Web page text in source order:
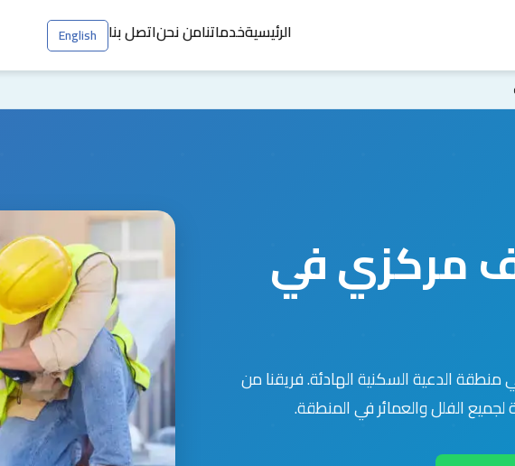
الرئيسيةخدماتنامن نحناتصل بنا English
مركزي في
الدعية السكنية الهادئة. فريقنا من
الفلل والعمائر في المنطقة.